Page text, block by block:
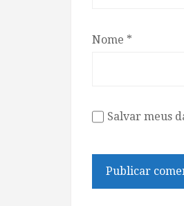
Nome *
Salvar meus